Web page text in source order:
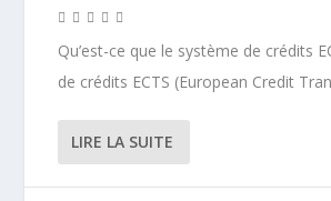
Qu’est-ce que le système de crédits
de crédits ECTS (European Credit
LIRE LA SUITE